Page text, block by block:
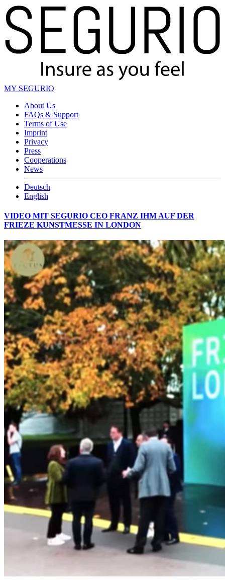
MY SEGURIO
About Us
FAQs & Support
Terms of Use
Imprint
Privacy
Press
Cooperations
News
Deutsch
English
VIDEO MIT SEGURIO CEO FRANZ IHM AUF DER
FRIEZE KUNSTMESSE IN LONDON